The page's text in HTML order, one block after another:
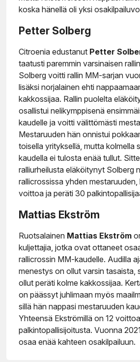
koska hänellä oli yksi
Petter Solberg
Citroenia edustanut Petter
taatusti paremmin varsinaisen
Solberg voitti rallin MM-sarjan
lisäksi norjalainen ehti
kakkossijaa. Rallin puolelta
osallistui nelikymppisenä
kaudelle ja voitti välittömästi
Mestaruuden hän onnistui
toisella yrityksellä, mutta kolmella
kaudella ei tulosta enää tullut.
ralliurheilusta eläköitynyt Solberg
rallicrossissa yhden
voittoa ja peräti 30
Mattias Ekström
Ruotsalainen Mattias Ekström
kuljettajia, jotka ovat ottaneet
rallicrossin MM-kaudelle. Audilla
menestys on ollut varsin tasaista,
ollut peräti kolme kakkossijaa.
on päässyt juhlimaan myös
sillä hän nappasi mestaruuden
Yhteensä Ekströmillä on 12
palkintopallisijoitusta. Vuonna
osaa enää kahteen osakilpailuun.